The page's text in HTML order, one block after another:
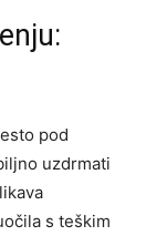
pod
uzdrmati
s teškim